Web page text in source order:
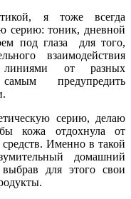
я тоже всегда
серию: тоник, дневной
под глаза для того,
взаимодействия
линиями от разных
предупредить
серию, делаю
кожа отдохнула от
Именно в такой
домашний
для этого свои